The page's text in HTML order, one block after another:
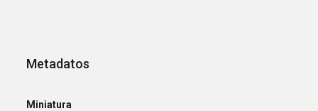
Metadatos
Miniatura